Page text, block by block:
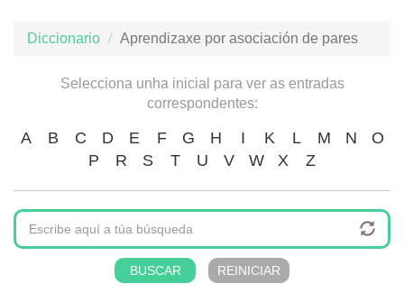
Diccionario Aprendizaxe por asociación de pares
Selecciona unha inicial para ver as entradas
correspondentes:
A B C D E F G H I K L M N
O
P
R S T U V W X Z